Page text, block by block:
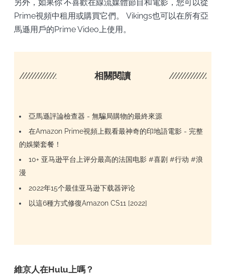
另外，如果你’不喜歡在線流媒體節目和電影，您可以從
Prime視頻中租用或購買它們。 Vikings也可以在所有亞
馬遜用戶的Prime Video上使用。
//////////////////// 相關閱讀
亞馬遜評論檢查器 - 無騙局購物的最終來源
在Amazon Prime視頻上觀看最神奇的印地語電影 - 完整
的娛樂套餐！
10+ 亚马逊平台上评分最高的法国电影 #喜剧 #行动 #浪
漫
2022年15个最佳亚马逊下载器评论
以這6種方式修復Amazon CS11 [2022]
維京人在Hulu上嗎？